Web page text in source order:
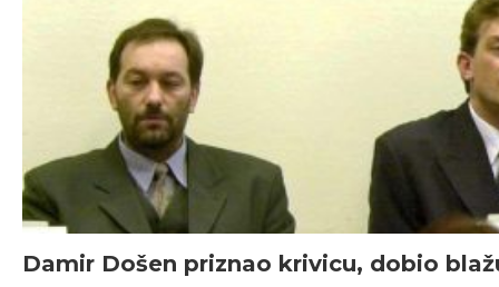
Damir Došen priznao krivicu, dobio